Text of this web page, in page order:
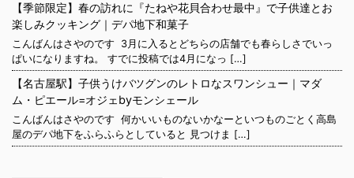
【季節限定】春の訪れに『たねや花貝合わせ最中』で子供達とお
楽しみクッキング｜デパ地下和菓子
こんばんはさやのです 3月に入るとどちらの店舗でも春らしさでいっ
ぱいになりますね。 すでに投稿では4月になっ […]
【名古屋駅】子供うけバツグンのレトロなスワンシュー｜マダ
ム・ピエール=オジェbyモンシェール
こんばんはさやのです 何かいいものないかなーといつものごとく高島
屋のデパ地下をふらふらとしていると 見つけま […]